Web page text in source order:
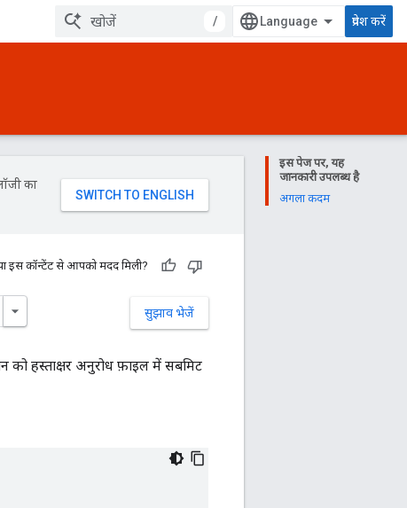
/ प्रवेश करें
इस पेज पर, यह
जानकारी उपलब्ध है
अगला कदम
का
इस कॉन्टेंट से आपको मदद मिली?
सुझाव भेजें
को हस्ताक्षर अनुरोध फ़ाइल में सबमिट